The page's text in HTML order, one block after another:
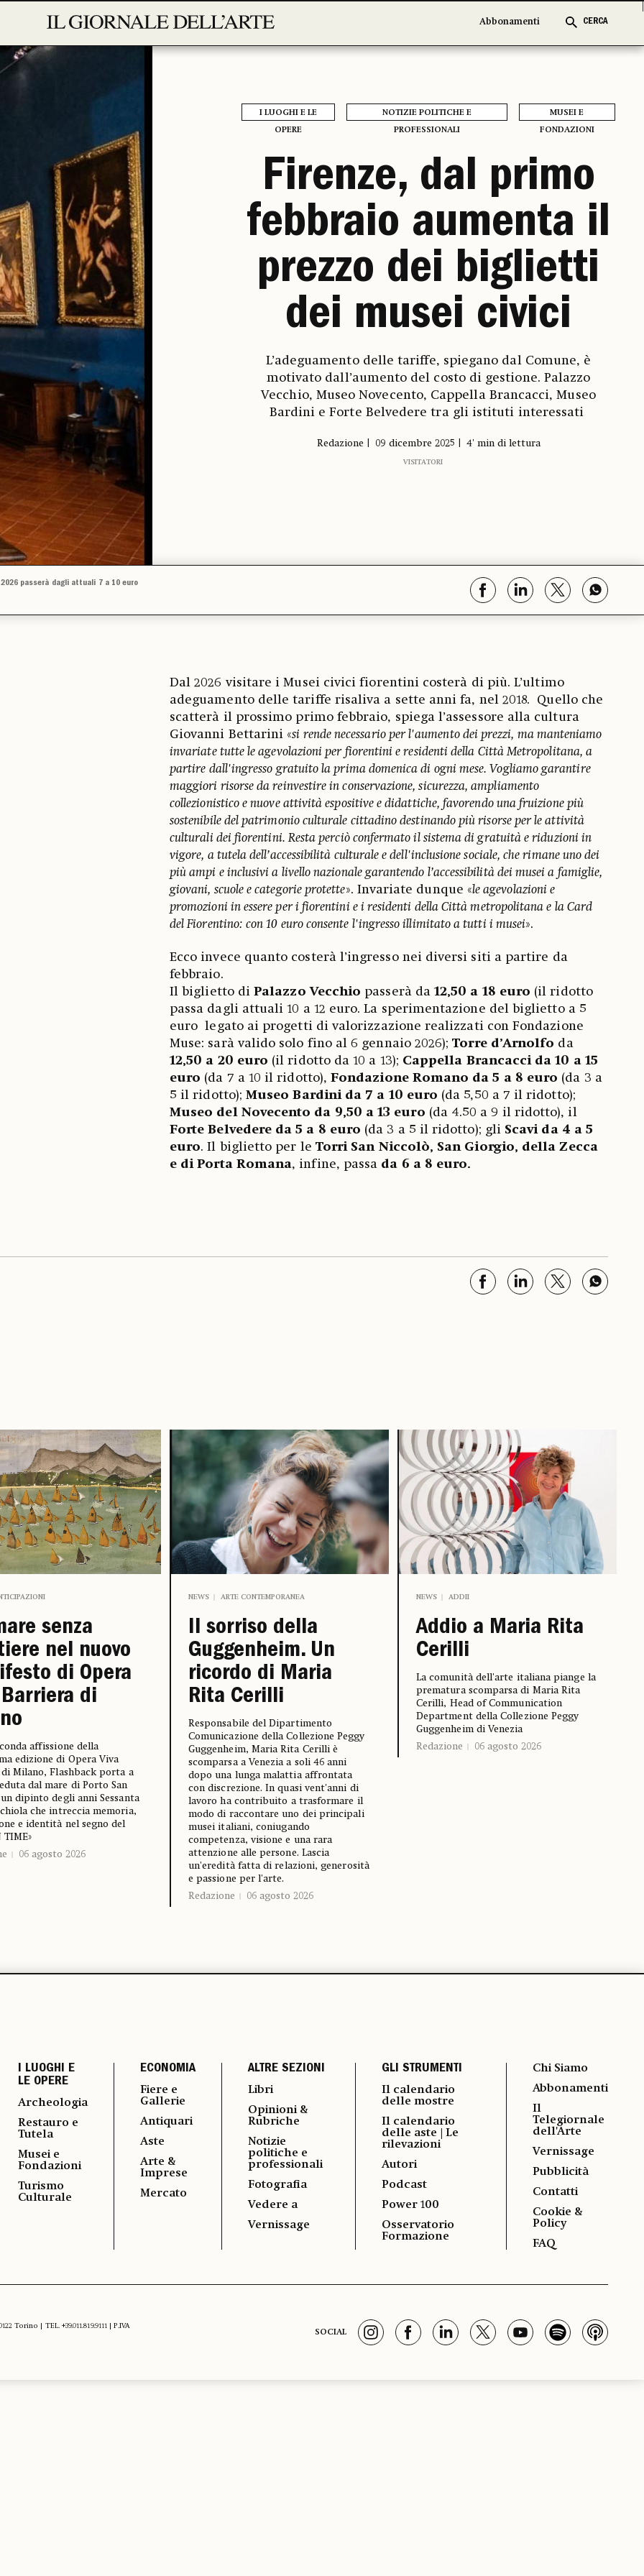
Abbonamenti CERCA
Abbonamenti CERCA
I LUOGHI E LE
OPERE
NOTIZIE POLITICHE E
PROFESSIONALI
MUSEI E
FONDAZIONI
Firenze, dal primo
febbraio aumenta il
prezzo dei biglietti
dei musei civici
L’adeguamento delle tariffe, spiegano dal Comune, è
motivato dall’aumento del costo di gestione. Palazzo
Vecchio, Museo Novecento, Cappella Brancacci, Museo
Bardini e Forte Belvedere tra gli istituti interessati
Redazione 09 dicembre 2025 4' min di lettura
VISITATORI
passerà dagli attuali 7 a 10 euro
Dal 2026 visitare i Musei civici fiorentini costerà di più. L’ultimo
adeguamento delle tariffe risaliva a sette anni fa, nel 2018. Quello che
scatterà il prossimo primo febbraio, spiega l’assessore alla cultura
Giovanni Bettarini «si rende necessario per l'aumento dei prezzi, ma manteniamo
invariate tutte le agevolazioni per fiorentini e residenti della Città Metropolitana, a
partire dall'ingresso gratuito la prima domenica di ogni mese. Vogliamo garantire
maggiori risorse da reinvestire in conservazione, sicurezza, ampliamento
collezionistico e nuove attività espositive e didattiche, favorendo una fruizione più
sostenibile del patrimonio culturale cittadino destinando più risorse per le attività
culturali dei fiorentini. Resta perciò confermato il sistema di gratuità e riduzioni in
vigore, a tutela dell’accessibilità culturale e dell'inclusione sociale, che rimane uno dei
più ampi e inclusivi a livello nazionale garantendo l’accessibilità dei musei a famiglie,
giovani, scuole e categorie protette». Invariate dunque «le agevolazioni e
promozioni in essere per i fiorentini e i residenti della Città metropolitana e la Card
del Fiorentino: con 10 euro consente l'ingresso illimitato a tutti i musei».
Ecco invece quanto costerà l’ingresso nei diversi siti a partire da
febbraio.
Il biglietto diPalazzo Vecchio passerà da12,50 a 18 euro (il ridotto
passa dagli attuali 10 a 12 euro. La sperimentazione del biglietto a 5
euro legato ai progetti di valorizzazione realizzati con Fondazione
Muse: sarà valido solo fino al 6 gennaio 2026);Torre d’Arnolfo da
12,50 a 20 euro (il ridotto da 10 a 13); Cappella Brancacci da 10 a 15
euro (da 7 a 10 il ridotto),Fondazione Romano da 5 a 8 euro (da 3 a
5 il ridotto);Museo Bardini da 7 a 10 euro (da 5,50 a 7 il ridotto);
Museo del Novecento da 9,50 a 13 euro (da 4.50 a 9 il ridotto), il
Forte Belvedere da 5 a 8 euro (da 3 a 5 il ridotto); gli Scavi da 4 a 5
euro. Il biglietto per le Torri San Niccolò, San Giorgio, della Zecca
e di Porta Romana, infine, passa da 6 a 8 euro.
senza
nel nuovo
di Opera
di
affissione della
edizione di Opera Viva
Milano, Flashback porta a
dal mare di Porto San
dipinto degli anni Sessanta
che intreccia memoria,
e identità nel segno del
TIME»
06 agosto 2026
NEWS ARTE CONTEMPORANEA
Il sorriso della
Guggenheim. Un
ricordo di Maria
Rita Cerilli
Responsabile del Dipartimento
Comunicazione della Collezione Peggy
Guggenheim, Maria Rita Cerilli è
scomparsa a Venezia a soli 46 anni
dopo una lunga malattia affrontata
con discrezione. In quasi vent'anni di
lavoro ha contribuito a trasformare il
modo di raccontare uno dei principali
musei italiani, coniugando
competenza, visione e una rara
attenzione alle persone. Lascia
un'eredità fatta di relazioni, generosità
e passione per l'arte.
Redazione
06 agosto 2026
NEWS ADDII
Addio a Maria Rita
Cerilli
La comunità dell'arte italiana piange la
prematura scomparsa di Maria Rita
Cerilli, Head of Communication
Department della Collezione Peggy
Guggenheim di Venezia
Redazione
06 agosto 2026
I LUOGHI E
LE OPERE
Archeologia
Restauro e
Tutela
Musei e
Fondazioni
Turismo
Culturale
ECONOMIA
Fiere e
Gallerie
Antiquari
Aste
Arte &
Imprese
Mercato
ALTRE SEZIONI
Libri
Opinioni &
Rubriche
Notizie
politiche e
professionali
Fotografia
Vedere a
Vernissage
GLI STRUMENTI
Il calendario
delle mostre
Il calendario
delle aste | Le
rilevazioni
Autori
Podcast
Power 100
Osservatorio
Formazione
Chi Siamo
Abbonamenti
Il
Telegiornale
dell'Arte
Vernissage
Pubblicità
Contatti
Cookie &
Policy
FAQ
Torino | TEL. +39.011.819.9111 | P.IVA
SOCIAL